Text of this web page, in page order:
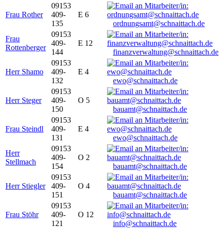
Frau Rother
09153
409-
135
E 6
ordnungsamt@schnaittach.de
Frau
Rottenberger
09153
409-
144
E 12
finanzverwaltung@schnaittach.de
Herr Shamo
09153
409-
132
E 4
ewo@schnaittach.de
Herr Steger
09153
409-
150
O 5
bauamt@schnaittach.de
Frau Steindl
09153
409-
131
E 4
ewo@schnaittach.de
Herr
Stellmach
09153
409-
154
O 2
bauamt@schnaittach.de
Herr Stiegler
09153
409-
151
O 4
bauamt@schnaittach.de
Frau Stöhr
09153
409-
121
O 12
info@schnaittach.de